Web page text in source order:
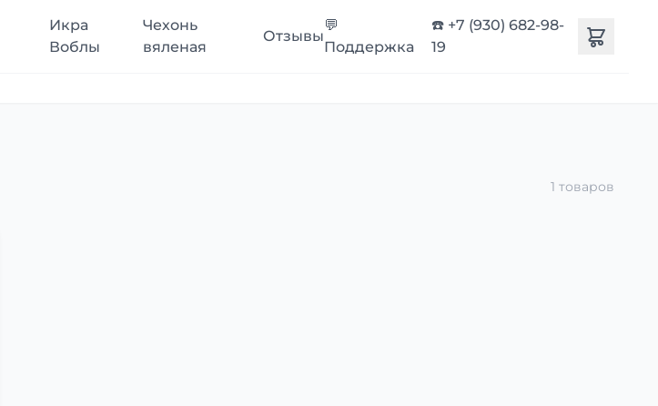
Икра
Воблы
Чехонь
вяленая
Отзывы
💬
Поддержка
☎️ +7 (930) 682-98-
19
1 товаров